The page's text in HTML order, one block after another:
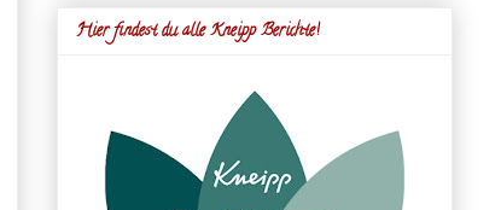
Hier findest du alle Kneipp Berichte!